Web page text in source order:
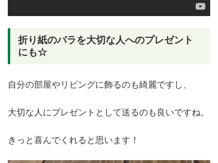
折り紙のバラを大切な人へのプレゼント
にも☆
自分の部屋やリビングに飾るのも綺麗ですし、
大切な人にプレゼントとして送るのも良いですね。
きっと喜んでくれると思います！